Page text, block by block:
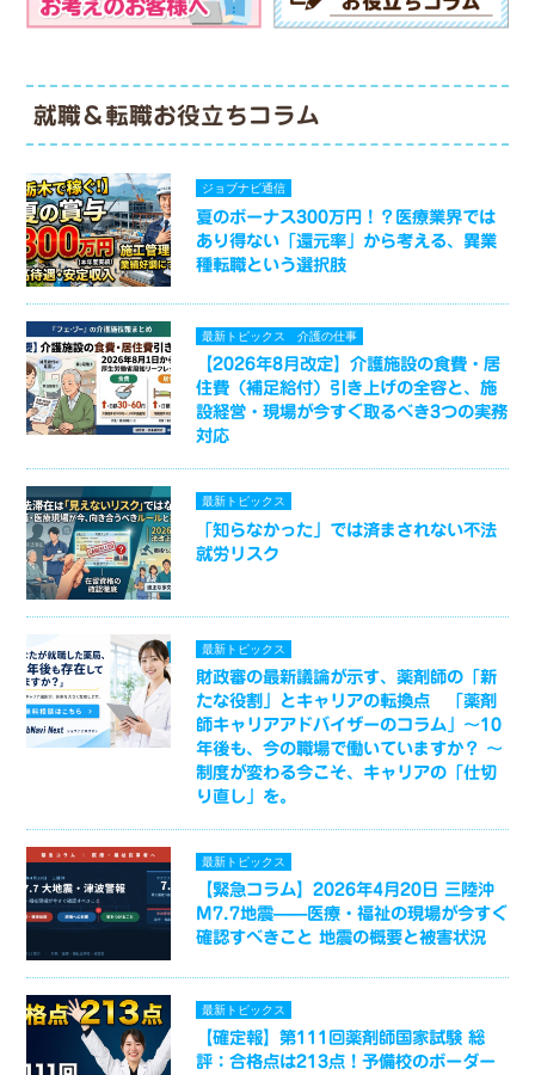
就職＆転職お役立ちコラム
ジョブナビ通信
夏のボーナス300万円！？医療業界では
あり得ない「還元率」から考える、異業
種転職という選択肢
最新トピックス 介護の仕事
【2026年8月改定】介護施設の食費・居
住費（補足給付）引き上げの全容と、施
設経営・現場が今すぐ取るべき3つの実務
対応
最新トピックス
「知らなかった」では済まされない不法
就労リスク
最新トピックス
財政審の最新議論が示す、薬剤師の「新
たな役割」とキャリアの転換点 「薬剤
師キャリアアドバイザーのコラム」～10
年後も、今の職場で働いていますか？ ～
制度が変わる今こそ、キャリアの「仕切
り直し」を。
最新トピックス
【緊急コラム】2026年4月20日 三陸沖
M7.7地震——医療・福祉の現場が今すぐ
確認すべきこと 地震の概要と被害状況
最新トピックス
【確定報】第111回薬剤師国家試験 総
評：合格点は213点！予備校のボーダー